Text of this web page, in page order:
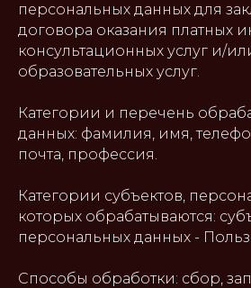
персональных данных для
договора оказания платных
консультационных услуг и/
образовательных услуг.
Категории и перечень
данных: фамилия, имя,
почта, профессия.
Категории субъектов,
которых обрабатываются:
персональных данных -
Способы обработки: сбор,